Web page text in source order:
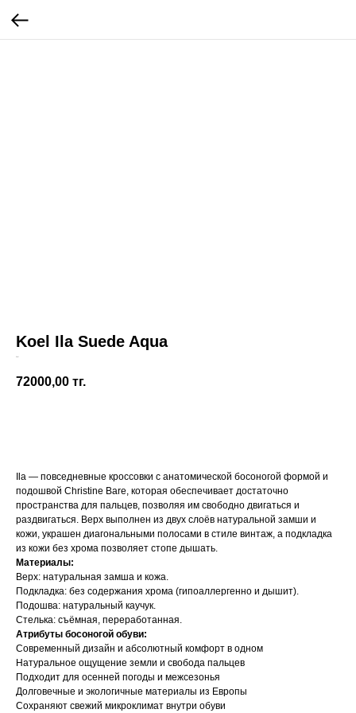
Koel Ila Suede Aqua
72000,00 тг.
Ila — повседневные кроссовки с анатомической босоногой формой и
подошвой Christine Bare, которая обеспечивает достаточно
пространства для пальцев, позволяя им свободно двигаться и
раздвигаться. Верх выполнен из двух слоёв натуральной замши и
кожи, украшен диагональными полосами в стиле винтаж, а подкладка
из кожи без хрома позволяет стопе дышать.
Материалы:
Верх: натуральная замша и кожа.
Подкладка: без содержания хрома (гипоаллергенно и дышит).
Подошва: натуральный каучук.
Стелька: съёмная, переработанная.
Атрибуты босоногой обуви:
Современный дизайн и абсолютный комфорт в одном
Натуральное ощущение земли и свобода пальцев
Подходит для осенней погоды и межсезонья
Долговечные и экологичные материалы из Европы
Сохраняют свежий микроклимат внутри обуви